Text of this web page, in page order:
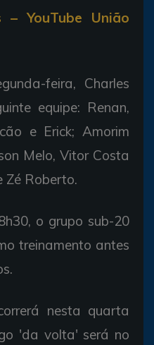
– YouTube União
feira, Charles
equipe: Renan,
e Erick; Amorim
Melo, Vitor Costa
Zé Roberto.
o grupo sub-20
treinamento antes
nesta quarta
'da volta' será no